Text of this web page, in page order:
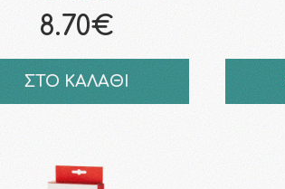
8.70€
ΣΤΟ ΚΑΛΑΘΙ